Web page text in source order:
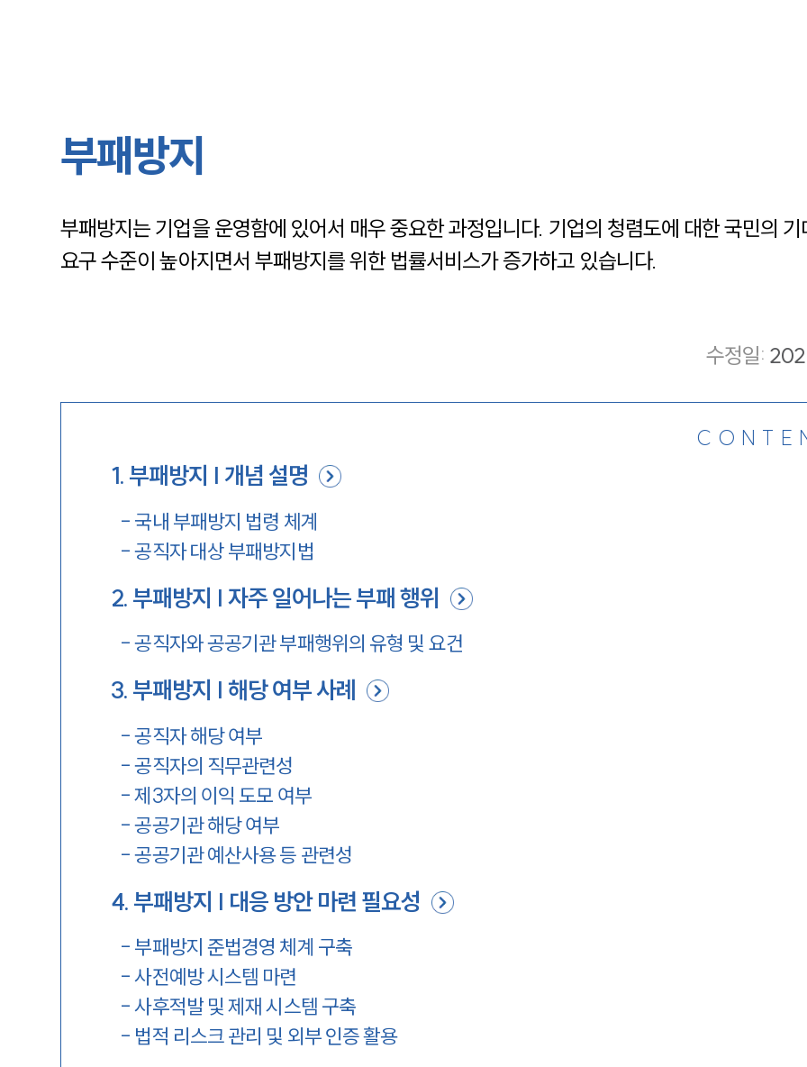
부패방지
부패방지는 기업을 운영함에 있어서 매우 중요한 과정입니다. 기업의 청렴도에 대한 국민의 기
요구 수준이 높아지면서 부패방지를 위한 법률서비스가 증가하고 있습니다.
수정일:
1. 부패방지 | 개념 설명
- 국내 부패방지 법령 체계
-공직자 대상 부패방지법
2. 부패방지 | 자주 일어나는 부패 행위
-공직자와 공공기관 부패행위의 유형 및 요건
3. 부패방지 | 해당 여부 사례
-공직자 해당 여부
-공직자의 직무관련성
-제3자의 이익 도모 여부
-공공기관 해당 여부
-공공기관 예산사용 등 관련성
4. 부패방지 | 대응 방안 마련 필요성
- 부패방지 준법경영 체계 구축
-사전예방 시스템 마련
-사후적발 및 제재 시스템 구축
- 법적 리스크 관리 및 외부 인증 활용